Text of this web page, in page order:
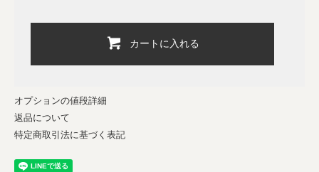
カートに入れる
オプションの値段詳細
返品について
特定商取引法に基づく表記